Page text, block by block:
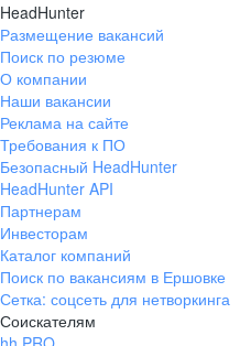
HeadHunter
Размещение вакансий
Поиск по резюме
О компании
Наши вакансии
Реклама на сайте
Требования к ПО
Безопасный HeadHunter
HeadHunter API
Партнерам
Инвесторам
Каталог компаний
Поиск по вакансиям в Ершовке
Сетка: соцсеть для нетворкинга
Соискателям